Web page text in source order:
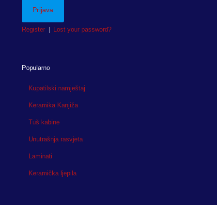
Register Lost your password?
Popularno
Kupatilski namještaj
Keramika Kanjiža
Tuš kabine
Unutrašnja rasvjeta
Laminati
Keramička ljepila